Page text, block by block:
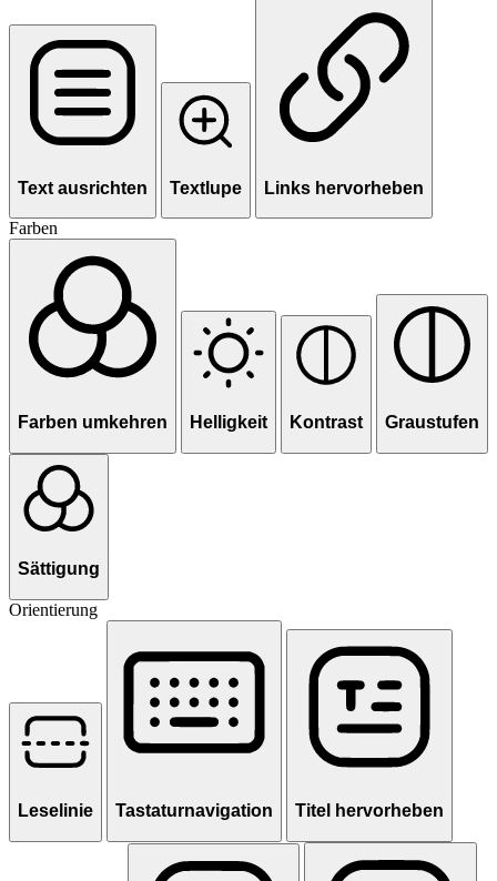
Text ausrichten Textlupe Links hervorheben
Farben
Farben umkehren Helligkeit Kontrast Graustufen
Sättigung
Orientierung
Leselinie Tastaturnavigation Titel hervorheben